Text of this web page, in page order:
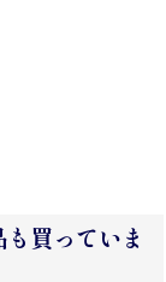
買っていま